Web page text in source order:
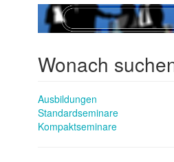
Wonach
Ausbildungen
Standardseminare
Kompaktseminare